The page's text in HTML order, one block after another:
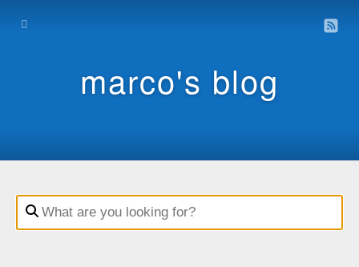
marco's blog
Home